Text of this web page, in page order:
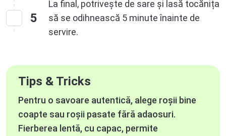
5
La final, potrivește de sare și lasă tocănița
să se odihnească 5 minute înainte de
servire.
Tips & Tricks
Pentru o savoare autentică, alege roșii bine
coapte sau roșii pasate fără adaosuri.
Fierberea lentă, cu capac, permite